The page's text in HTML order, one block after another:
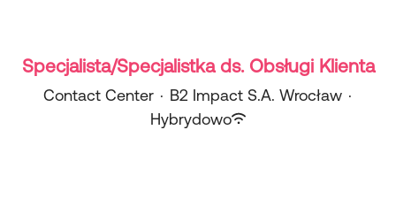
Specjalista/Specjalistka ds. Obsługi Klienta
Contact Center · B2 Impact S.A. Wrocław ·
Hybrydowo